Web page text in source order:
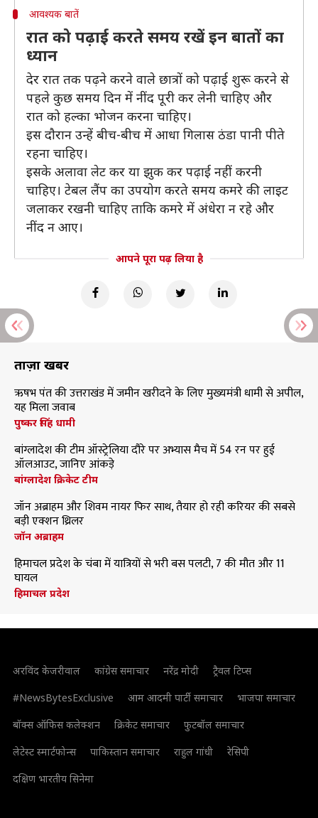
आवश्यक बातें
रात को पढ़ाई करते समय रखें इन बातों का
ध्यान
देर रात तक पढ़ने करने वाले छात्रों को पढ़ाई शुरू करने से
पहले कुछ समय दिन में नींद पूरी कर लेनी चाहिए और
रात को हल्का भाेजन करना चाहिए।
इस दाैरान उन्हें बीच-बीच में आधा गिलास ठंडा पानी पीते
रहना चाहिए।
इसके अलावा लेट कर या झुक कर पढ़ाई नहीं करनी
चाहिए। टेबल लैंप का उपयोग करते समय कमरे की लाइट
जलाकर रखनी चाहिए ताकि कमरे में अंधेरा न रहे और
नींद न आए।
आपने पूरा पढ़ लिया है
ताज़ा खबरें
ऋषभ पंत की उत्तराखंड में जमीन खरीदने के लिए मुख्यमंत्री धामी से अपील,
यह मिला जवाब
पुष्कर सिंह धामी
बांग्लादेश की टीम ऑस्ट्रेलिया दौरे पर अभ्यास मैच में 54 रन पर हुई
ऑलआउट, जानिए आंकड़े
बांग्लादेश क्रिकेट टीम
जॉन अब्राहम और शिवम नायर फिर साथ, तैयार हो रही करियर की सबसे
बड़ी एक्शन थ्रिलर
जॉन अब्राहम
हिमाचल प्रदेश के चंबा में यात्रियों से भरी बस पलटी, 7 की मौत और 11
घायल
हिमाचल प्रदेश
अरविंद केजरीवाल कांग्रेस समाचार नरेंद्र मोदी
ट्रैवल टिप्स
#NewsBytesExclusive
आम आदमी पार्टी समाचार
भाजपा समाचार
बॉक्स ऑफिस कलेक्शन
क्रिकेट समाचार
फुटबॉल समाचार
लेटेस्ट स्मार्टफोन्स
पाकिस्तान समाचार राहुल गांधी
रेसिपी
दक्षिण भारतीय सिनेमा